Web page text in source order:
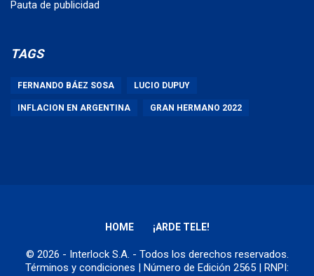
Pauta de publicidad
TAGS
FERNANDO BÁEZ SOSA LUCIO DUPUY
INFLACION EN ARGENTINA GRAN HERMANO 2022
HOME ¡ARDE TELE!
© 2026 - Interlock S.A. - Todos los derechos reservados.
Términos y condiciones | Número de Edición 2565 | RNPI: